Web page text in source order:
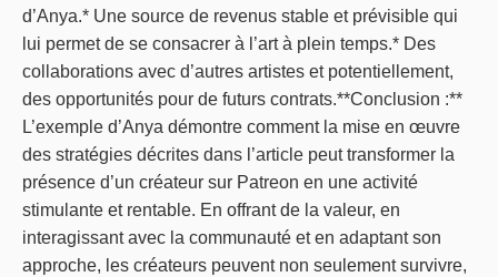
d’Anya.* Une source de revenus stable et prévisible qui
lui permet de se consacrer à l’art à plein temps.* Des
collaborations avec d’autres artistes et potentiellement,
des opportunités pour de futurs contrats.**Conclusion :**
L’exemple d’Anya démontre comment la mise en œuvre
des stratégies décrites dans l’article peut transformer la
présence d’un créateur sur Patreon en une activité
stimulante et rentable. En offrant de la valeur, en
interagissant avec la communauté et en adaptant son
approche, les créateurs peuvent non seulement survivre,